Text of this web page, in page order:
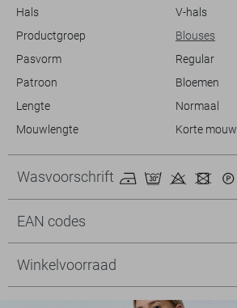
Hals
V-hals
Productgroep
Blouses
Pasvorm
Regular
Patroon
Bloemen
Lengte
Normaal
Mouwlengte
Korte mouw
Wasvoorschrift
EAN codes
Winkelvoorraad